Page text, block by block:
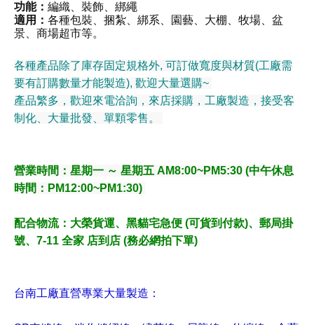
功能： 編織 、裝飾 、綁繩
適用： 各種包裝、捆紮、綁系、園藝、大棚、牧場、盆
景、商場超市等。
各種產品除了庫存固定規格外, 可訂做寬度與材質(工廠需
要有訂購數量才能製造), 歡迎大量選購~
產品繁多，歡迎來電洽詢，來店採購，工廠製造，接受客
制化、大量批發、單顆零售。
營業時間：星期一 ～ 星期五 AM8:00~PM5:30 (中午休息
時間：PM12:00~PM1:30)
配合物流：大榮貨運、黑貓宅急便 (可貨到付款)、郵局掛
號、7-11 全家 店到店 (務必網拍下單)
台南工廠直營專業大量製造：